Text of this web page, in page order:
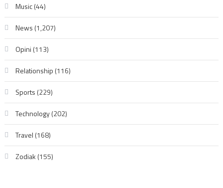
Music(44)
News (1,207)
Opini (113)
Relationship (116)
Sports (229)
Technology(202)
Travel (168)
Zodiak (155)